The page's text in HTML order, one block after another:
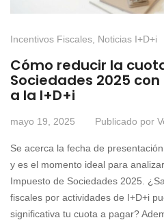
Incentivos Fiscales Noticias I+D+i
Cómo reducir la
Sociedades 2025
a la I+D+i
mayo 19, 2025 Publicado por
Se acerca la fecha de
y es el momento ideal para
Impuesto de Sociedades 2025.
fiscales por actividades de I+D+i
significativa tu cuota a pagar?